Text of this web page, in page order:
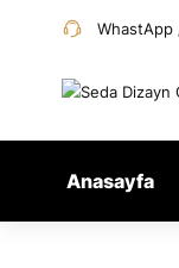
WhastApp
Anasayfa